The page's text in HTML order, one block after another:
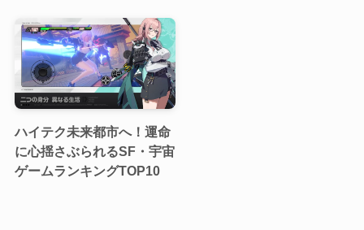
ハイテク未来都市へ！運命
に心揺さぶられるSF・宇宙
ゲームランキングTOP10